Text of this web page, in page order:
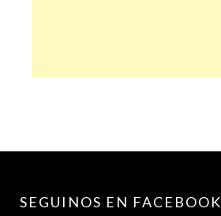
SEGUINOS EN FACEBOOK